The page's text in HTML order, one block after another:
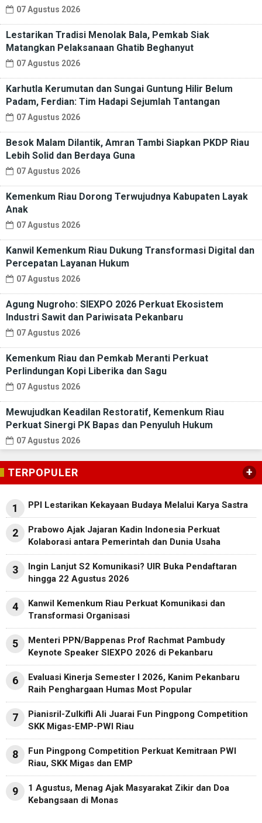
07 Agustus 2026
Lestarikan Tradisi Menolak Bala, Pemkab Siak
Matangkan Pelaksanaan Ghatib Beghanyut
07 Agustus 2026
Karhutla Kerumutan dan Sungai Guntung Hilir Belum
Padam, Ferdian: Tim Hadapi Sejumlah Tantangan
07 Agustus 2026
Besok Malam Dilantik, Amran Tambi Siapkan PKDP Riau
Lebih Solid dan Berdaya Guna
07 Agustus 2026
Kemenkum Riau Dorong Terwujudnya Kabupaten Layak
Anak
07 Agustus 2026
Kanwil Kemenkum Riau Dukung Transformasi Digital dan
Percepatan Layanan Hukum
07 Agustus 2026
Agung Nugroho: SIEXPO 2026 Perkuat Ekosistem
Industri Sawit dan Pariwisata Pekanbaru
07 Agustus 2026
Kemenkum Riau dan Pemkab Meranti Perkuat
Perlindungan Kopi Liberika dan Sagu
07 Agustus 2026
Mewujudkan Keadilan Restoratif, Kemenkum Riau
Perkuat Sinergi PK Bapas dan Penyuluh Hukum
07 Agustus 2026
TERPOPULER +
1 PPI Lestarikan Kekayaan Budaya Melalui Karya Sastra
2
Prabowo Ajak Jajaran Kadin Indonesia Perkuat
Kolaborasi antara Pemerintah dan Dunia Usaha
3
Ingin Lanjut S2 Komunikasi? UIR Buka Pendaftaran
hingga 22 Agustus 2026
4
Kanwil Kemenkum Riau Perkuat Komunikasi dan
Transformasi Organisasi
5
Menteri PPN/Bappenas Prof Rachmat Pambudy
Keynote Speaker SIEXPO 2026 di Pekanbaru
6
Evaluasi Kinerja Semester I 2026, Kanim Pekanbaru
Raih Penghargaan Humas Most Popular
7
Pianisril-Zulkifli Ali Juarai Fun Pingpong Competition
SKK Migas-EMP-PWI Riau
8
Fun Pingpong Competition Perkuat Kemitraan PWI
Riau, SKK Migas dan EMP
9
1 Agustus, Menag Ajak Masyarakat Zikir dan Doa
Kebangsaan di Monas